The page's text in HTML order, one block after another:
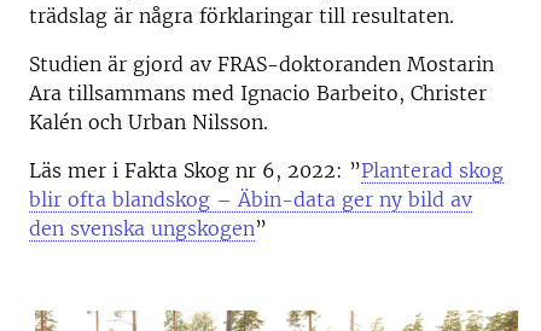
trädslag är några förklaringar till resultaten.
Studien är gjord av FRAS-doktoranden Mostarin
Ara tillsammans med Ignacio Barbeito, Christer
Kalén och Urban Nilsson.
Läs mer i Fakta Skog nr 6, 2022: ”Planterad skog
blir ofta blandskog – Äbin-data ger ny bild av
den svenska ungskogen”